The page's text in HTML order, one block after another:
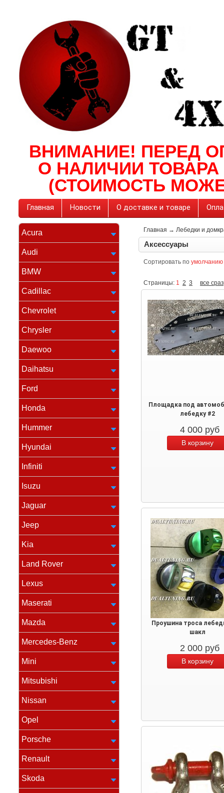
ВНИМАНИЕ! ПЕРЕД
О НАЛИЧИИ
(СТОИМОСТЬ
Главная Новости О доставке и товаре
Acura
Audi
BMW
Cadillac
Chevrolet
Chrysler
Daewoo
Daihatsu
Ford
Honda
Hummer
Hyundai
Infiniti
Isuzu
Jaguar
Jeep
Kia
Land Rover
Lexus
Maserati
Mazda
Mercedes-Benz
Mini
Mitsubishi
Nissan
Opel
Porsche
Renault
Skoda
Главная → Лебедки и
Аксессуары
Сортировать по умолчанию
Страницы: 1 2 3 все
Площадка под
лебедку #2
4 000 руб
Проушина троса
шакл
2 000 руб